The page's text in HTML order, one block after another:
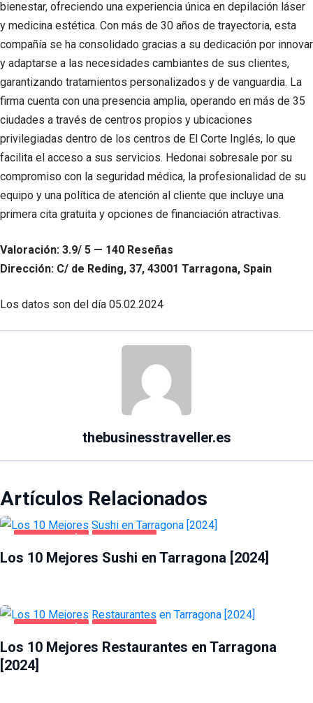
bienestar, ofreciendo una experiencia única en depilación láser
y medicina estética. Con más de 30 años de trayectoria, esta
compañía se ha consolidado gracias a su dedicación por innovar
y adaptarse a las necesidades cambiantes de sus clientes,
garantizando tratamientos personalizados y de vanguardia. La
firma cuenta con una presencia amplia, operando en más de 35
ciudades a través de centros propios y ubicaciones
privilegiadas dentro de los centros de El Corte Inglés, lo que
facilita el acceso a sus servicios. Hedonai sobresale por su
compromiso con la seguridad médica, la profesionalidad de su
equipo y una política de atención al cliente que incluye una
primera cita gratuita y opciones de financiación atractivas.
Valoración: 3.9/ 5 — 140 Reseñas
Dirección: C/ de Reding, 37, 43001 Tarragona, Spain
Los datos son del día 05.02.2024
thebusinesstraveller.es
Artículos Relacionados
Los 10 Mejores Sushi en Tarragona [2024]
Los 10 Mejores Restaurantes en Tarragona
[2024]